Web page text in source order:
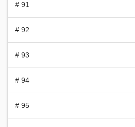
# 91
# 92
# 93
# 94
# 95